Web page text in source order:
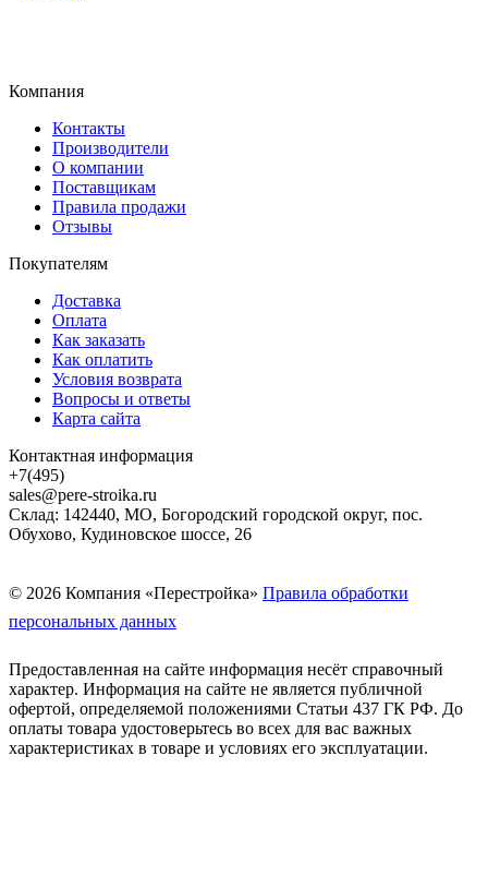
Компания
Контакты
Производители
О компании
Поставщикам
Правила продажи
Отзывы
Покупателям
Доставка
Оплата
Как заказать
Как оплатить
Условия возврата
Вопросы и ответы
Карта сайта
Контактная информация
+7(495)
sales@pere-stroika.ru
Склад: 142440, МО, Богородский городской округ, пос.
Обухово, Кудиновское шоссе, 26
© 2026 Компания «Перестройка» Правила обработки
персональных данных
Предоставленная на сайте информация несёт справочный
характер. Информация на сайте не является публичной
офертой, определяемой положениями Статьи 437 ГК РФ. До
оплаты товара удостоверьтесь во всех для вас важных
характеристиках в товаре и условиях его эксплуатации.